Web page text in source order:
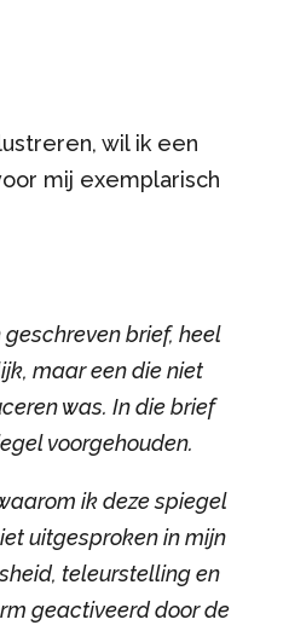
wil ik een
mij exemplarisch
geschreven brief, heel
maar een die niet
was. In die brief
voorgehouden.
ik deze spiegel
uitgesproken in mijn
teleurstelling en
geactiveerd door de